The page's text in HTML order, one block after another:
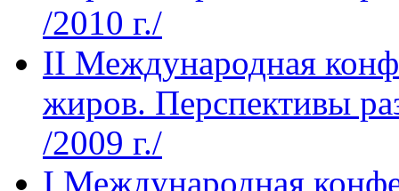
/2010 г./
II Международная
жиров. Перспективы
/2009 г./
I Международная